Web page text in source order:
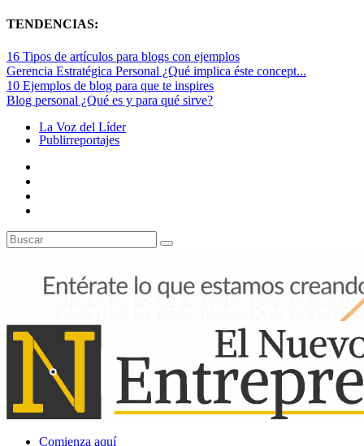
TENDENCIAS:
16 Tipos de artículos para blogs con ejemplos
Gerencia Estratégica Personal ¿Qué implica éste concept...
10 Ejemplos de blog para que te inspires
Blog personal ¿Qué es y para qué sirve?
La Voz del Líder
Publirreportajes
Comienza aquí